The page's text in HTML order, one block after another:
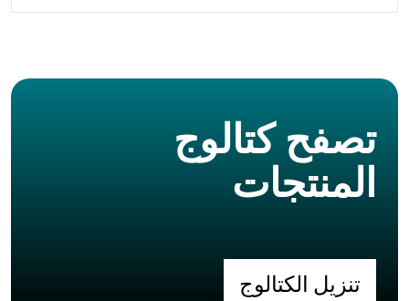
تصفح كتالوج
المنتجات
تنزيل الكتالوج